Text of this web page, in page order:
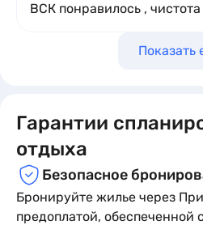
ВСК понравилось ,
Показать
Гарантии
отдыха
Безопасное
Бронируйте жилье через
предоплатой, обеспеченной